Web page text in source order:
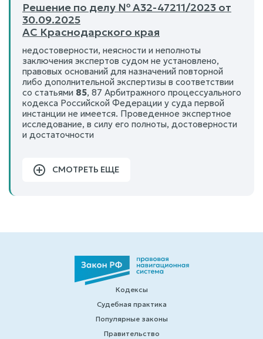
Решение по делу № А32-47211/2023 от
30.09.2025
АС Краснодарского края
недостоверности, неясности и неполноты
заключения экспертов судом не установлено,
правовых оснований для назначений повторной
либо дополнительной экспертизы в соответствии
со статьями 85, 87 Арбитражного процессуального
кодекса Российской Федерации у суда первой
инстанции не имеется. Проведенное экспертное
исследование, в силу его полноты, достоверности
и достаточности
СМОТРЕТЬ ЕЩЕ
Кодексы
Судебная практика
Популярные законы
Правительство